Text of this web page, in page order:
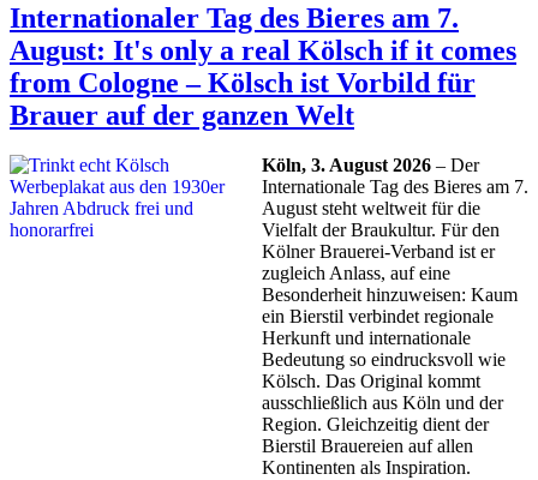
Internationaler Tag des Bieres am 7.
August: It's only a real Kölsch if it comes
from Cologne – Kölsch ist Vorbild für
Brauer auf der ganzen Welt
Köln, 3. August 2026 – Der
Internationale Tag des Bieres am 7.
August steht weltweit für die
Vielfalt der Braukultur. Für den
Kölner Brauerei-Verband ist er
zugleich Anlass, auf eine
Besonderheit hinzuweisen: Kaum
ein Bierstil verbindet regionale
Herkunft und internationale
Bedeutung so eindrucksvoll wie
Kölsch. Das Original kommt
ausschließlich aus Köln und der
Region. Gleichzeitig dient der
Bierstil Brauereien auf allen
Kontinenten als Inspiration.